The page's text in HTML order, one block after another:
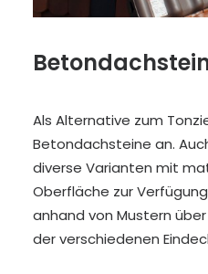
Als Alternative zum
Betondachsteine an.
diverse Varianten mit
Oberfläche zur
anhand von Mustern
der verschiedenen